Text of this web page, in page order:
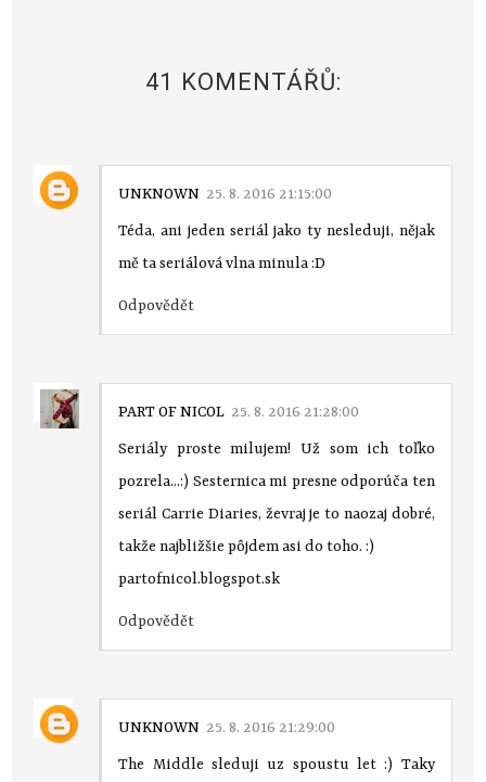
41 KOMENTÁŘŮ:
UNKNOWN 25. 8. 2016 21:15:00
Téda, ani jeden seriál jako ty nesleduji, nějak
mě ta seriálová vlna minula :D
Odpovědět
PART OF NICOL 25. 8. 2016 21:28:00
Seriály proste milujem! Už som ich toľko
pozrela...:) Sesternica mi presne odporúča ten
seriál Carrie Diaries, ževraj je to naozaj dobré,
takže najbližšie pôjdem asi do toho. :)
partofnicol.blogspot.sk
Odpovědět
UNKNOWN 25. 8. 2016 21:29:00
The Middle sleduji uz spoustu let :) Taky